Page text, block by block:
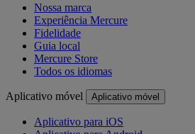
Nossa marca
Experiência Mercure
Fidelidade
Guia local
Mercure Store
Todos os idiomas
Aplicativo móvel Aplicativo móvel
Aplicativo para iOS